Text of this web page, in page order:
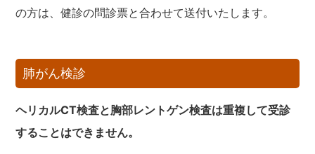
の方は、健診の問診票と合わせて送付いたします。
肺がん検診
ヘリカルCT検査と胸部レントゲン検査は重複して受診
することはできません。